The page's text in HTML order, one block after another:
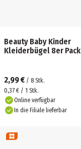
Beauty Baby Kinder
Kleiderbügel 8er Pack
2,99 € / 8 Stk.
0,37 € / 1 Stk.
Online verfügbar
In die Filiale lieferbar